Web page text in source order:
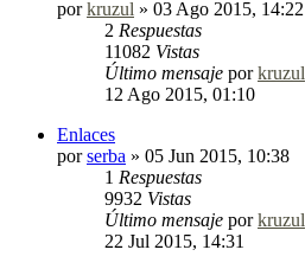
porkruzul » 03 Ago 2015, 14:22
2 Respuestas
11082 Vistas
Último mensaje porkruzul
12 Ago 2015, 01:10
Enlaces
porserba » 05 Jun 2015, 10:38
1 Respuestas
9932 Vistas
Último mensaje porkruzul
22 Jul 2015, 14:31